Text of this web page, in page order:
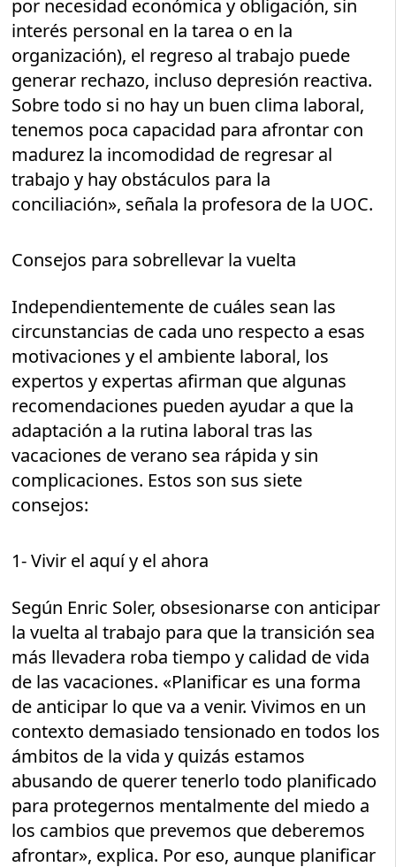
por necesidad económica y obligación, sin
interés personal en la tarea o en la
organización), el regreso al trabajo puede
generar rechazo, incluso depresión reactiva.
Sobre todo si no hay un buen clima laboral,
tenemos poca capacidad para afrontar con
madurez la incomodidad de regresar al
trabajo y hay obstáculos para la
conciliación», señala la profesora de la UOC.
Consejos para sobrellevar la vuelta
Independientemente de cuáles sean las
circunstancias de cada uno respecto a esas
motivaciones y el ambiente laboral, los
expertos y expertas afirman que algunas
recomendaciones pueden ayudar a que la
adaptación a la rutina laboral tras las
vacaciones de verano sea rápida y sin
complicaciones. Estos son sus siete
consejos:
1- Vivir el aquí y el ahora
Según Enric Soler, obsesionarse con anticipar
la vuelta al trabajo para que la transición sea
más llevadera roba tiempo y calidad de vida
de las vacaciones. «Planificar es una forma
de anticipar lo que va a venir. Vivimos en un
contexto demasiado tensionado en todos los
ámbitos de la vida y quizás estamos
abusando de querer tenerlo todo planificado
para protegernos mentalmente del miedo a
los cambios que prevemos que deberemos
afrontar», explica. Por eso, aunque planificar